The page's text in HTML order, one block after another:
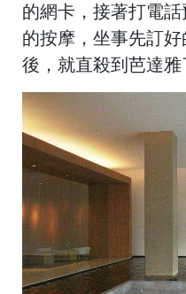
的網卡，接著打電
的按摩，坐事先訂
後，就直殺到芭達